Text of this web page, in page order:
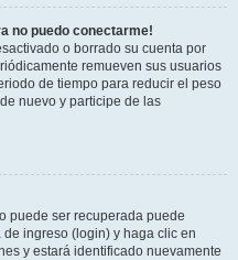
no puedo conectarme!
o borrado su cuenta por
remueven sus usuarios
de tiempo para reducir el peso
nuevo y participe de las
puede ser recuperada puede
ingreso (login) y haga clic en
y estará identificado nuevamente